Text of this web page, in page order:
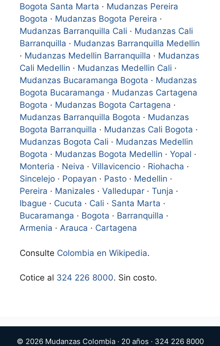
Bogota Santa Marta · Mudanzas Pereira
Bogota · Mudanzas Bogota Pereira ·
Mudanzas Barranquilla Cali · Mudanzas Cali
Barranquilla · Mudanzas Barranquilla Medellin
· Mudanzas Medellin Barranquilla · Mudanzas
Cali Medellin · Mudanzas Medellin Cali ·
Mudanzas Bucaramanga Bogota · Mudanzas
Bogota Bucaramanga · Mudanzas Cartagena
Bogota · Mudanzas Bogota Cartagena ·
Mudanzas Barranquilla Bogota · Mudanzas
Bogota Barranquilla · Mudanzas Cali Bogota ·
Mudanzas Bogota Cali · Mudanzas Medellin
Bogota · Mudanzas Bogota Medellin · Yopal ·
Monteria · Neiva · Villavicencio · Riohacha ·
Sincelejo · Popayan · Pasto · Medellin ·
Pereira · Manizales · Valledupar · Tunja ·
Ibague · Cucuta · Cali · Santa Marta ·
Bucaramanga · Bogota · Barranquilla ·
Armenia · Arauca · Cartagena
Consulte Colombia en Wikipedia.
Cotice al 324 226 8000. Sin costo.
© 2026 Mudanzas Colombia · 20 años · 324 226 8000